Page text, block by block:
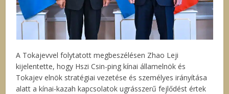
A Tokajevvel folytatott megbeszélésen Zhao Leji
kijelentette, hogy Hszi Csin-ping kínai államelnök és
Tokajev elnök stratégiai vezetése és személyes irányítása
alatt a kínai-kazah kapcsolatok ugrásszerű fejlődést értek